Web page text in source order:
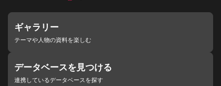
ギャラリー
テーマや人物の資料を楽しむ
データベースを見つける
連携しているデータベースを探す